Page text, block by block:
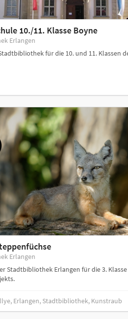
10./11. Klasse Boyne
Erlangen
für die 10. und 11. Klassen
Erlangen
Stadtbibliothek Erlangen für die 3.
Erlangen, Stadtbibliothek, Kunstraub